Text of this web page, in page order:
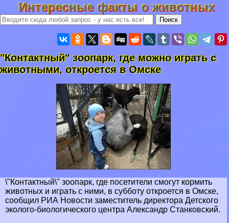
Интересные факты о животных
"Контактный" зоопарк, где можно играть с
животными, откроется в Омске
\"Контактный\" зоопарк, где посетители смогут кормить
животных и играть с ними, в субботу откроется в Омске,
сообщил РИА Новости заместитель директора Детского
эколого-биологического центра Александр Станковский.